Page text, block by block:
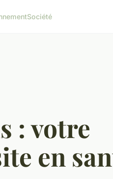
Société
: votre
en